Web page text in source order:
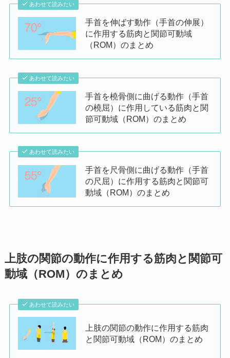
あわせて読みたい
手首を伸ばす動作（手首の伸展）
に作用する筋肉と関節可動域
（ROM）のまとめ
あわせて読みたい
手首を橈骨側に曲げる動作（手首
の橈屈）に作用している筋肉と関
節可動域（ROM）のまとめ
あわせて読みたい
手首を尺骨側に曲げる動作（手首
の尺屈）に作用する筋肉と関節可
動域（ROM）のまとめ
上肢の関節の動作に作用する筋肉と関節可
動域（ROM）のまとめ
あわせて読みたい
上肢の関節の動作に作用する筋肉
と関節可動域（ROM）のまとめ